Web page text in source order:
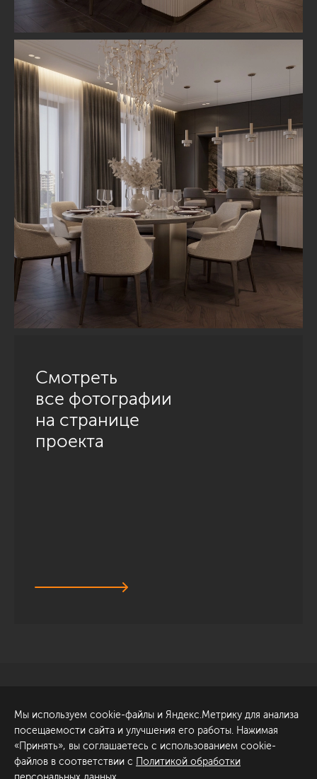
Смотреть
все фотографии
на странице
проекта
Обсудить проект
ул. Академика Павлова, 6
к1
+7 (812) 200-95-55
Мы используем cookie-файлы и Яндекс.Метрику для анализа
посещаемости сайта и улучшения его работы. Нажимая
«Принять», вы соглашаетесь с использованием cookie-
файлов в соответствии с Политикой обработки